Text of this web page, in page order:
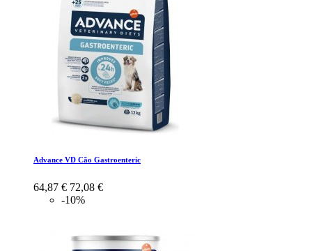
Advance VD Cão Gastroenteric
64,87 € 72,08 €
-10%